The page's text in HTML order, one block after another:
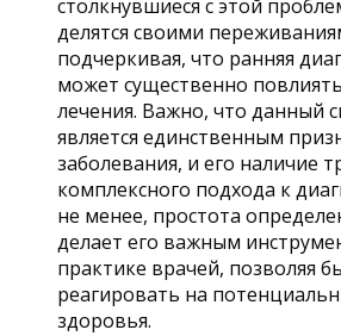
столкнувшиеся с этой
делятся своими
подчеркивая, что ранняя
может существенно
лечения. Важно, что данный
является единственным
заболевания, и его наличие
комплексного подхода к
не менее, простота
делает его важным
практике врачей, позволяя
реагировать на
здоровья.